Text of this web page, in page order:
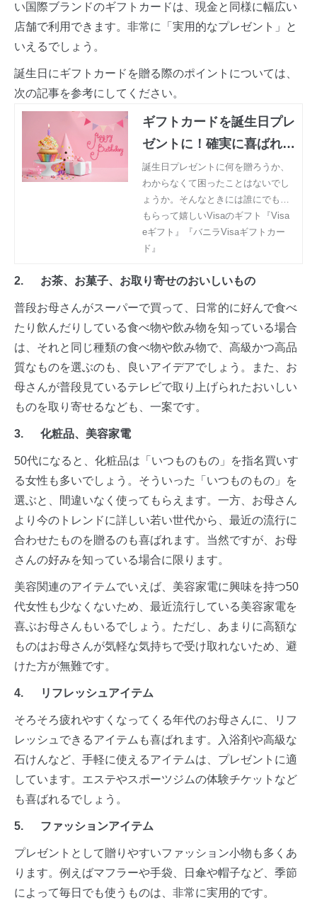
い国際ブランドのギフトカードは、現金と同様に幅広い
店舗で利用できます。非常に「実用的なプレゼント」と
いえるでしょう。
誕生日にギフトカードを贈る際のポイントについては、
次の記事を参考にしてください。
ギフトカードを誕生日プレ
ゼントに！確実に喜ばれる
アイテムとしておすすめ
誕生日プレゼントに何を贈ろうか、
わからなくて困ったことはないでし
ょうか。そんなときには誰にでも喜
ばれるアイテム「ギフトカード」を
選びましょう。誕生日プレゼントと
してギフトカードを贈るときのメリ
ついて紹介します。
もらって嬉しいVisaのギフト『Visa
eギフト』『バニラVisaギフトカー
ド』
2. お茶、お菓子、お取り寄せのおいしいもの
普段お母さんがスーパーで買って、日常的に好んで食べ
たり飲んだりしている食べ物や飲み物を知っている場合
は、それと同じ種類の食べ物や飲み物で、高級かつ高品
質なものを選ぶのも、良いアイデアでしょう。また、お
母さんが普段見ているテレビで取り上げられたおいしい
ものを取り寄せるなども、一案です。
3. 化粧品、美容家電
50代になると、化粧品は「いつものもの」を指名買いす
る女性も多いでしょう。そういった「いつものもの」を
選ぶと、間違いなく使ってもらえます。一方、お母さん
より今のトレンドに詳しい若い世代から、最近の流行に
合わせたものを贈るのも喜ばれます。当然ですが、お母
さんの好みを知っている場合に限ります。
美容関連のアイテムでいえば、美容家電に興味を持つ50
代女性も少なくないため、最近流行している美容家電を
喜ぶお母さんもいるでしょう。ただし、あまりに高額な
ものはお母さんが気軽な気持ちで受け取れないため、避
けた方が無難です。
4. リフレッシュアイテム
そろそろ疲れやすくなってくる年代のお母さんに、リフ
レッシュできるアイテムも喜ばれます。入浴剤や高級な
石けんなど、手軽に使えるアイテムは、プレゼントに適
しています。エステやスポーツジムの体験チケットなど
も喜ばれるでしょう。
5. ファッションアイテム
プレゼントとして贈りやすいファッション小物も多くあ
ります。例えばマフラーや手袋、日傘や帽子など、季節
によって毎日でも使うものは、非常に実用的です。